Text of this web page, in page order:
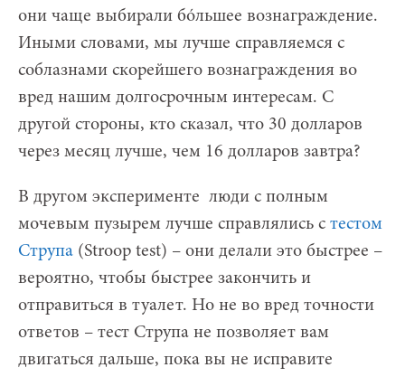
они чаще выбирали бóльшее вознаграждение.
Иными словами, мы лучше справляемся с
соблазнами скорейшего вознаграждения во
вред нашим долгосрочным интересам. С
другой стороны, кто сказал, что 30 долларов
через месяц лучше, чем 16 долларов завтра?
В другом эксперименте люди с полным
мочевым пузырем лучше справлялись с тестом
Струпа (Stroop test) – они делали это быстрее –
вероятно, чтобы быстрее закончить и
отправиться в туалет. Но не во вред точности
ответов – тест Струпа не позволяет вам
двигаться дальше, пока вы не исправите